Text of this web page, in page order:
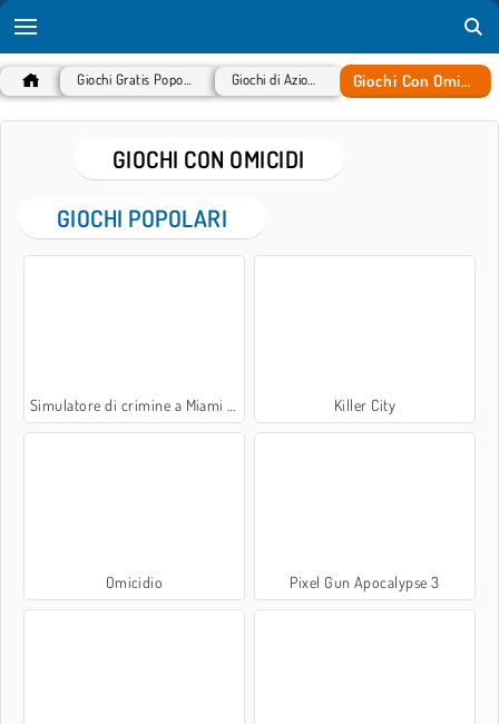
Giochi Con Omicidi
GIOCHI CON OMICIDI
GIOCHI POPOLARI
Simulatore di crimine a Miami 3D Killer City
Omicidio Pixel Gun Apocalypse 3